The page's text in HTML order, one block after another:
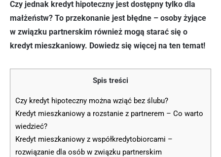
Czy jednak kredyt hipoteczny jest dostępny tylko dla
małżeństw? To przekonanie jest błędne – osoby żyjące
w związku partnerskim również mogą starać się o
kredyt mieszkaniowy. Dowiedz się więcej na ten temat!
Spis treści
Czy kredyt hipoteczny można wziąć bez ślubu?
Kredyt mieszkaniowy a rozstanie z partnerem – Co warto
wiedzieć?
Kredyt mieszkaniowy z współkredytobiorcami –
rozwiązanie dla osób w związku partnerskim